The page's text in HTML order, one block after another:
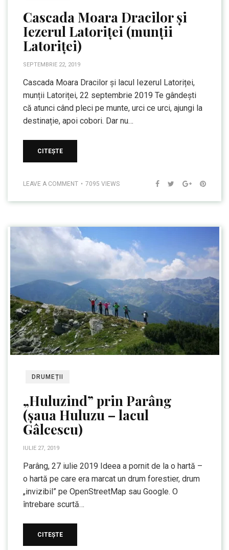
Cascada Moara Dracilor și
Iezerul Latoriței (munții
Latoriței)
SEPTEMBRIE 22, 2019
Cascada Moara Dracilor și lacul Iezerul Latoriței,
munții Latoriței, 22 septembrie 2019 Te gândești
că atunci când pleci pe munte, urci ce urci, ajungi la
destinație, apoi cobori. Dar nu…
CITEȘTE
LEAVE A COMMENT 7095 VIEWS
DRUMEȚII
„Huluzind” prin Parâng
(șaua Huluzu – lacul
Gâlcescu)
IULIE 27, 2019
Parâng, 27 iulie 2019 Ideea a pornit de la o hartă –
o hartă pe care era marcat un drum forestier, drum
„invizibil” pe OpenStreetMap sau Google. O
întrebare scurtă…
CITEȘTE